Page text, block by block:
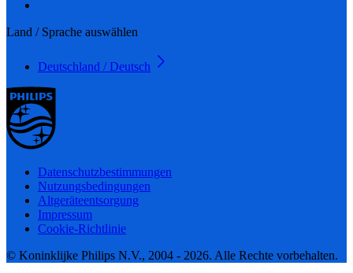
Land / Sprache auswählen
Deutschland / Deutsch
Datenschutzbestimmungen
Nutzungsbedingungen
Altgeräteentsorgung
Impressum
Cookie-Richtlinie
© Koninklijke Philips N.V., 2004 - 2026. Alle Rechte vorbehalten.